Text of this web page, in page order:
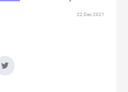
22 Dec 2021